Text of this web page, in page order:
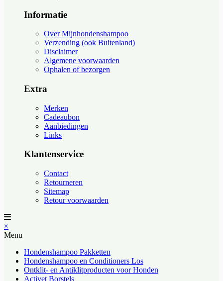
Informatie
Over Mijnhondenshampoo
Verzending (ook Buitenland)
Disclaimer
Algemene voorwaarden
Ophalen of bezorgen
Extra
Merken
Cadeaubon
Aanbiedingen
Links
Klantenservice
Contact
Retourneren
Sitemap
Retour voorwaarden
×
Menu
Hondenshampoo Pakketten
Hondenshampoo en Conditioners Los
Ontklit- en Antiklitproducten voor Honden
Activet Borstels